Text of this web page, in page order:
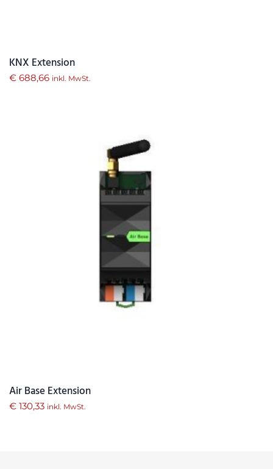
KNX Extension
€ 688,66 inkl. MwSt.
Air Base Extension
€ 130,33 inkl. MwSt.